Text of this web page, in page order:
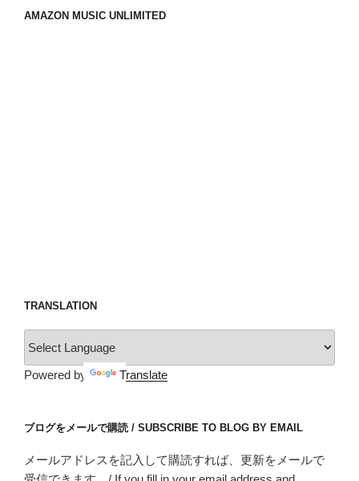
AMAZON MUSIC UNLIMITED
TRANSLATION
Powered by Translate
ブログをメールで購読 / SUBSCRIBE TO BLOG BY EMAIL
メールアドレスを記入して購読すれば、更新をメールで